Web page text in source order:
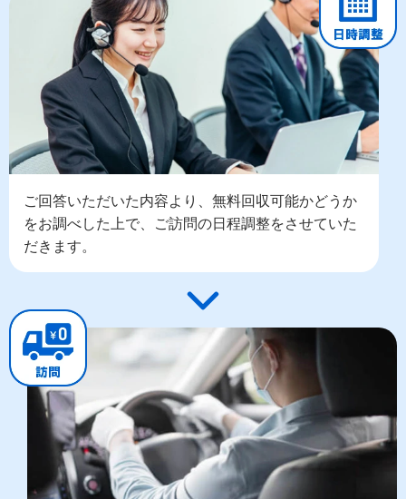
ご回答いただいた内容より、無料回収可能かどうか
をお調べした上で、ご訪問の日程調整をさせていた
だきます。